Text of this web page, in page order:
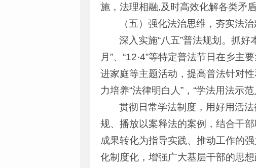
施，法理相融,及时高效化解各类矛盾
（五）强化法治思维，夯实法
深入实施“八五”普法规划。抓好
月”、“12·4”等特定普法节日在乡主
进家庭等主题活动，提高普法针对
力培养“法律明白人”，“学法用法示
贯彻日常学法制度，用好用活
规、播放以案释法的案例，结合干
成果转化为指导实践、推动工作的
化制度化，增强广大基层干部的思